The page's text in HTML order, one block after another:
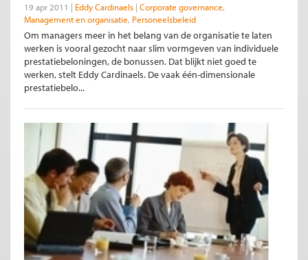
19 apr 2011 Eddy Cardinaels Corporate governance
Management en organisatie Personeelsbeleid
Om managers meer in het belang van de organisatie te laten
werken is vooral gezocht naar slim vormgeven van individuele
prestatiebeloningen, de bonussen. Dat blijkt niet goed te
werken, stelt Eddy Cardinaels. De vaak één-dimensionale
prestatiebelo...